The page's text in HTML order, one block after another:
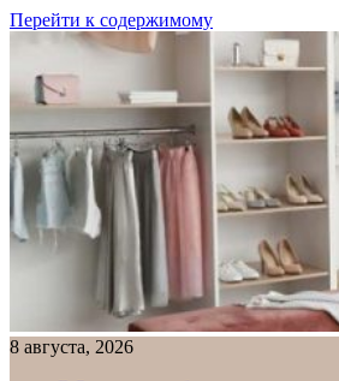
Перейти к содержимому
8 августа, 2026